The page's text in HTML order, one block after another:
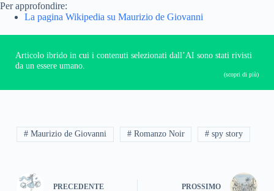
Per approfondire:
La pagina Wikipedia su Maurizio de Giovanni
Articolo ibrido in cui i contenuti selezionati dall’AI sono stati rivisti
da un essere umano.
(scopri di più)
# Maurizio de Giovanni # Romanzo Noir # spy story
PRECEDENTE PROSSIMO